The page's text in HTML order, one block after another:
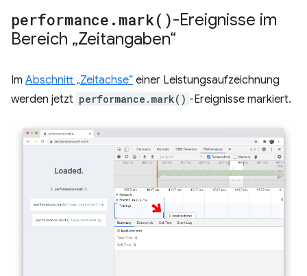
performance . mark( )-Ereignisse im
Bereich „Zeitangaben“
Im Abschnitt „Zeitachse“ einer Leistungsaufzeichnung
werden jetzt performance.mark() -Ereignisse markiert.